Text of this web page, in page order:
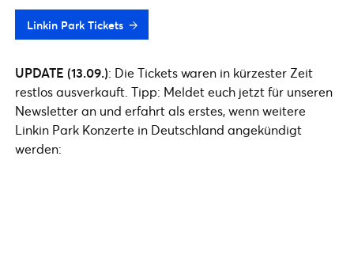
Linkin Park Tickets
UPDATE (13.09.): Die Tickets waren in kürzester Zeit
restlos ausverkauft. Tipp: Meldet euch jetzt für unseren
Newsletter an und erfahrt als erstes, wenn weitere
Linkin Park Konzerte in Deutschland angekündigt
werden: